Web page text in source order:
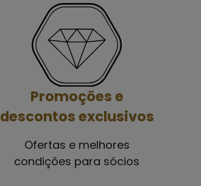
Promoções e
descontos exclusivos
Ofertas e melhores
condições para sócios